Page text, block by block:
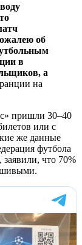
об
в
а
на
пришли 30–40
или с
же данные
футбола
заявили, что 70%